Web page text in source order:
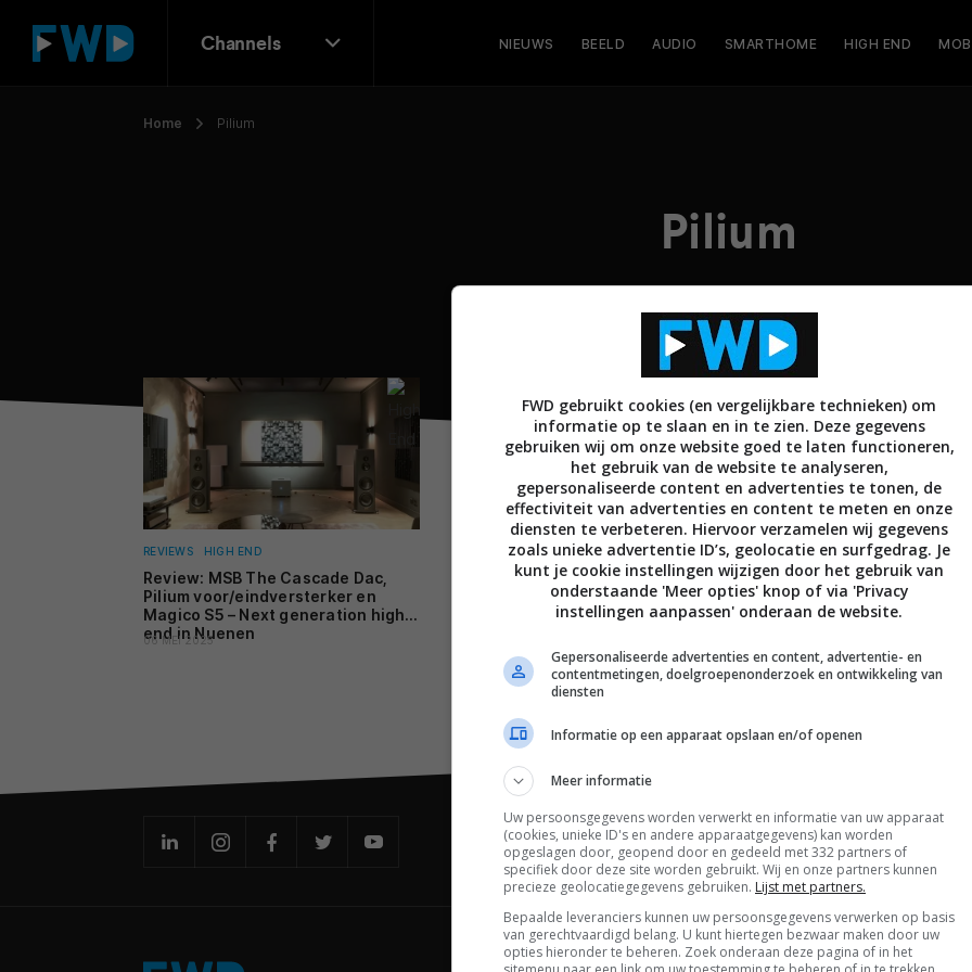
Channels NIEUWS BEELD AUDIO SMARTHOME HIGH END
Home Pilium
Pilium
REVIEWS HIGH END
Review: MSB The Cascade Dac,
Pilium voor/eindversterker en
Magico S5 – Next generation high-
end in Nuenen
06 MEI 2025
De laatste updates in je mailbox
FWD gebruikt cookies (en vergelijkbare technieken) om
informatie op te slaan en in te zien. Deze gegevens
gebruiken wij om onze website goed te laten functioneren,
het gebruik van de website te analyseren,
gepersonaliseerde content en advertenties te tonen, de
effectiviteit van advertenties en content te meten en onze
diensten te verbeteren. Hiervoor verzamelen wij gegevens
zoals unieke advertentie ID’s, geolocatie en surfgedrag. Je
kunt je cookie instellingen wijzigen door het gebruik van
onderstaande 'Meer opties' knop of via 'Privacy
instellingen aanpassen' onderaan de website.
Gepersonaliseerde advertenties en content, advertentie- en
contentmetingen, doelgroepenonderzoek en ontwikkeling van
diensten
Informatie op een apparaat opslaan en/of openen
Meer informatie
Uw persoonsgegevens worden verwerkt en informatie van uw apparaat
(cookies, unieke ID's en andere apparaatgegevens) kan worden
opgeslagen door, geopend door en gedeeld met 332 partners of
specifiek door deze site worden gebruikt. Wij en onze partners kunnen
precieze geolocatiegegevens gebruiken. Lijst met partners.
Bepaalde leveranciers kunnen uw persoonsgegevens verwerken op basis
van gerechtvaardigd belang. U kunt hiertegen bezwaar maken door uw
opties hieronder te beheren. Zoek onderaan deze pagina of in het